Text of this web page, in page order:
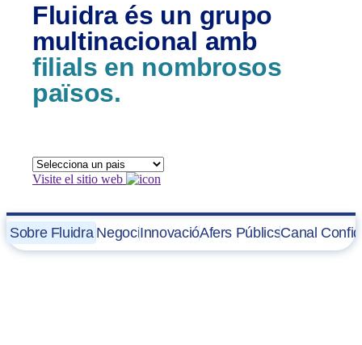
Fluidra és un grupo
multinacional amb
filials en nombrosos
països.
Visite el sitio web
Sobre Fluidra NegociInnovacióAfers PúblicsCanal